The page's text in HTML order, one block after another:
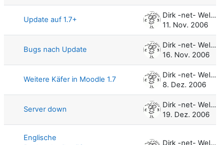
Update auf 1.7+
Dirk -net- Weller
11. Nov. 2006
Bugs nach Update
Dirk -net- Weller
16. Nov. 2006
Weitere Käfer in Moodle 1.7
Dirk -net- Weller
8. Dez. 2006
Server down
Dirk -net- Weller
19. Dez. 2006
Englische
Dirk -net- Weller